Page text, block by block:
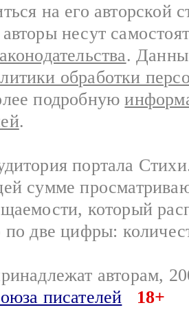
на его авторской
несут
.
обработки
подробную
.
портала
сумме
который
по две цифры:
авторам,
писателей
18+